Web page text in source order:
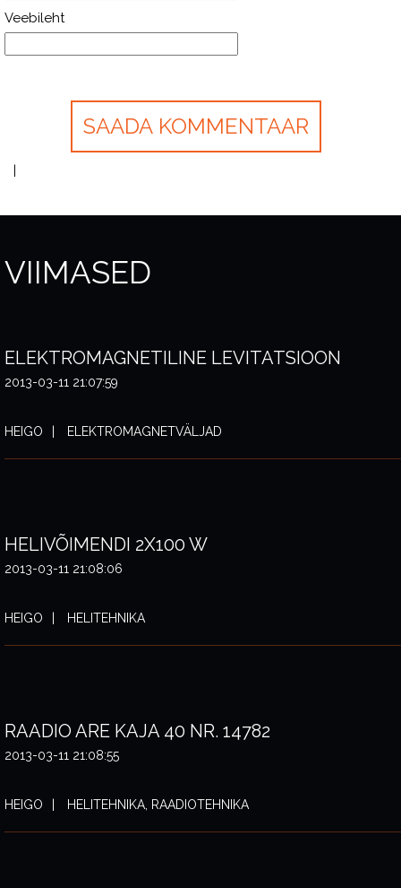
Veebileht
VIIMASED
ELEKTROMAGNETILINE LEVITATSIOON
2013-03-11 21:07:59
HEIGO ELEKTROMAGNETVÄLJAD
HELIVÕIMENDI 2X100 W
2013-03-11 21:08:06
HEIGO HELITEHNIKA
RAADIO ARE KAJA 40 NR. 14782
2013-03-11 21:08:55
HEIGO HELITEHNIKA, RAADIOTEHNIKA